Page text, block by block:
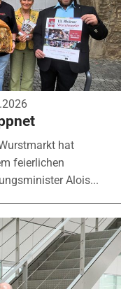
hat
feierlichen
Alois...